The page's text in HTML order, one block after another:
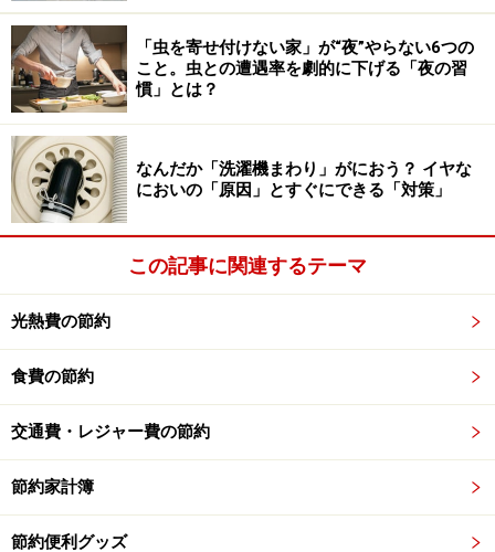
してください。
5.糸くずフィルターをこまめに掃除する
フィルターにたまったゴミは、濡れたまま放置すると雑
菌の温床になります。ここからカビの胞子が槽内へ広が
ってしまうため、洗濯のたびにゴミを捨て、乾燥させて
おくのが理想です。
定期的な「メンテナンス」のポイント
日々の習慣に加えて、定期的な除菌作業が欠かせませ
ん。
▼「1～2カ月に1回」の槽洗浄
黒わかめが目に見えてからでは手遅れなことが多いで
す。黒わかめが出る前に、市販の洗濯槽クリーナーで除
酸素系クリーナー
「虫を寄せ付けない家」が“夜”やらない6つの
こと。虫との遭遇率を劇的に下げる「夜の習
慣」とは？
なんだか「洗濯機まわり」がにおう？ イヤな
においの「原因」とすぐにできる「対策」
この記事に関連するテーマ
光熱費の節約
食費の節約
交通費・レジャー費の節約
節約家計簿
節約便利グッズ